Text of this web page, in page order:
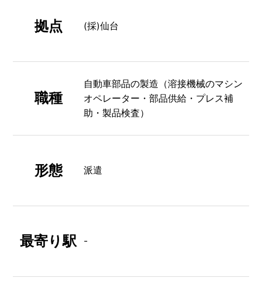
拠点 (採)仙台
職種
自動車部品の製造（溶接機械のマシン
オペレーター・部品供給・プレス補
助・製品検査）
形態 派遣
最寄り駅 -